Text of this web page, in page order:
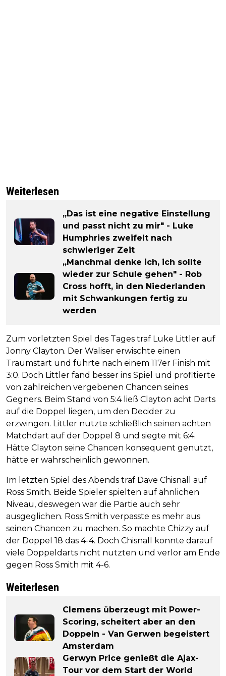
Weiterlesen
„Das ist eine negative Einstellung
und passt nicht zu mir" - Luke
Humphries zweifelt nach
schwieriger Zeit
„Manchmal denke ich, ich sollte
wieder zur Schule gehen" - Rob
Cross hofft, in den Niederlanden
mit Schwankungen fertig zu
werden
Zum vorletzten Spiel des Tages traf Luke Littler auf
Jonny Clayton. Der Waliser erwischte einen
Traumstart und führte nach einem 117er Finish mit
3:0. Doch Littler fand besser ins Spiel und profitierte
von zahlreichen vergebenen Chancen seines
Gegners. Beim Stand von 5:4 ließ Clayton acht Darts
auf die Doppel liegen, um den Decider zu
erzwingen. Littler nutzte schließlich seinen achten
Matchdart auf der Doppel 8 und siegte mit 6:4.
Hätte Clayton seine Chancen konsequent genutzt,
hätte er wahrscheinlich gewonnen.
Im letzten Spiel des Abends traf Dave Chisnall auf
Ross Smith. Beide Spieler spielten auf ähnlichen
Niveau, deswegen war die Partie auch sehr
ausgeglichen. Ross Smith verpasste es mehr aus
seinen Chancen zu machen. So machte Chizzy auf
der Doppel 18 das 4-4. Doch Chisnall konnte darauf
viele Doppeldarts nicht nutzten und verlor am Ende
gegen Ross Smith mit 4-6.
Weiterlesen
Clemens überzeugt mit Power-
Scoring, scheitert aber an den
Doppeln - Van Gerwen begeistert
Amsterdam
Gerwyn Price genießt die Ajax-
Tour vor dem Start der World